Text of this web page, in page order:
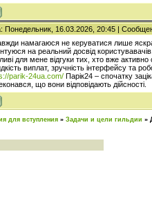
Понедельник, 16.03.2026, 20:45 |
намагаюся не керуватися лише
на реальний досвід
для мене відгуки тих, хто вже
виплат, зручність інтерфейсу та
parik-24ua.com/ Парік24 – спочатку
що вони відповідають дійсності.
для вступления » Задачи и цели гильдии »